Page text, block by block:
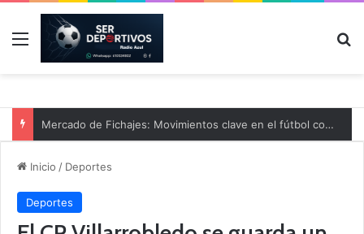
Menú
Mercado de Fichajes: Movimientos clave en el fútbol comarcal
Inicio / Deportes
Deportes